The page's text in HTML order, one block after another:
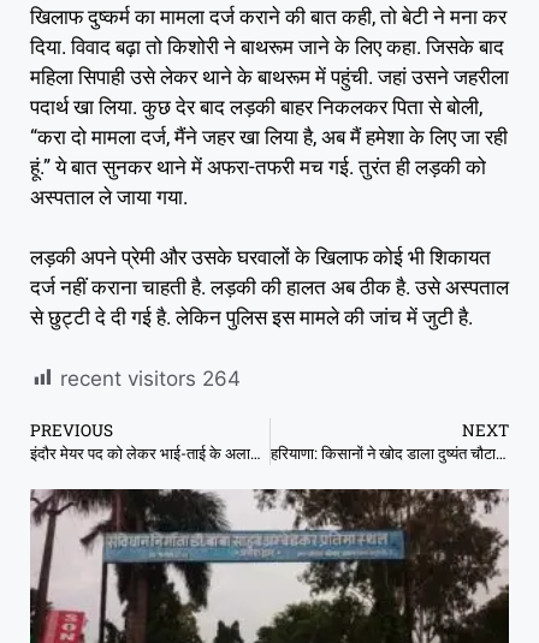
खिलाफ दुष्कर्म का मामला दर्ज कराने की बात कही, तो बेटी ने मना कर
दिया. विवाद बढ़ा तो किशोरी ने बाथरूम जाने के लिए कहा. जिसके बाद
महिला सिपाही उसे लेकर थाने के बाथरूम में पहुंची. जहां उसने जहरीला
पदार्थ खा लिया. कुछ देर बाद लड़की बाहर निकलकर पिता से बोली,
“करा दो मामला दर्ज, मैंने जहर खा लिया है, अब मैं हमेशा के लिए जा रही
हूं.” ये बात सुनकर थाने में अफरा-तफरी मच गई. तुरंत ही लड़की को
अस्पताल ले जाया गया.
लड़की अपने प्रेमी और उसके घरवालों के खिलाफ कोई भी शिकायत
दर्ज नहीं कराना चाहती है. लड़की की हालत अब ठीक है. उसे अस्पताल
से छुट्टी दे दी गई है. लेकिन पुलिस इस मामले की जांच में जुटी है.
recent visitors 264
PREVIOUS
इंदौर मेयर पद को लेकर भाई-ताई के अलावा दो गुट बढ़ने से बीजेपी का सिरदर्द बढ़ा
NEXT
हरियाणा: किसानों ने खोद डाला दुष्यंत चौटाला के लिए बनाया गया हेलीपैड